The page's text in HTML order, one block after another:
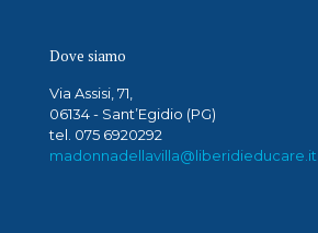
Dove siamo
Via Assisi, 71,
06134 - Sant’Egidio (PG)
tel. 075 6920292
madonnadellavilla@liberidieducare.it